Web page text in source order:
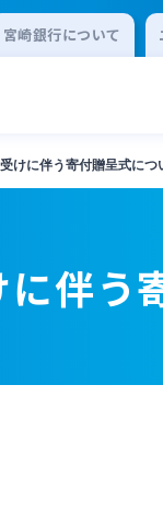
宮崎銀行について
けに伴う寄付贈呈式につ
伴う